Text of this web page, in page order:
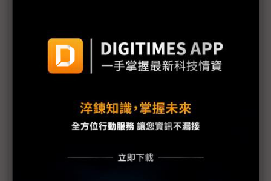
蘋果、高通與聯發科各有一條路 台積產能照樣搶破
晶圓代工第二名之爭 英特爾接單蘋果恐讓三星腹背
布局受矚目